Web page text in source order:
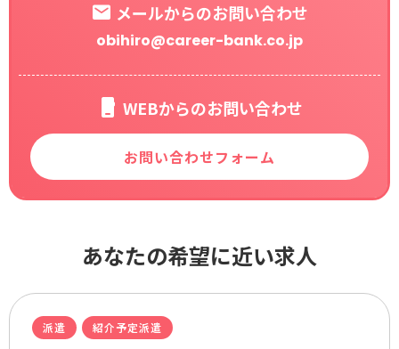
メールからのお問い合わせ
obihiro@career-bank.co.jp
WEBからのお問い合わせ
お問い合わせフォーム
あなたの希望に近い求人
派遣 紹介予定派遣